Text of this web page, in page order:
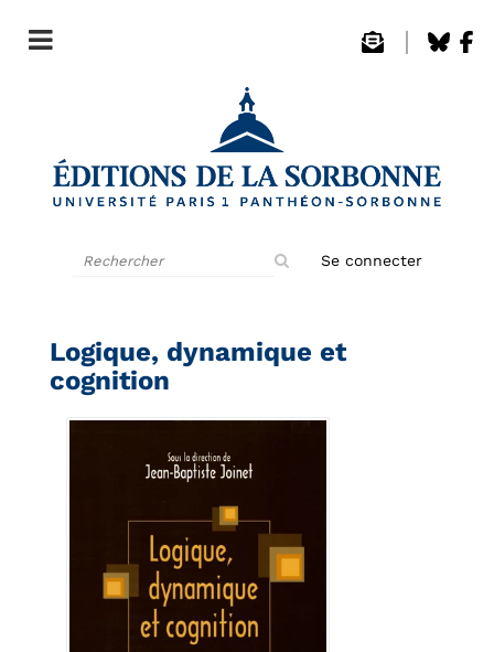
Se connecter
Logique, dynamique et
cognition